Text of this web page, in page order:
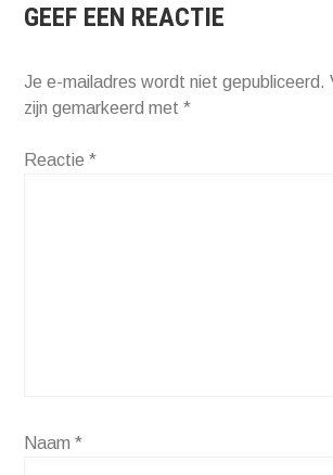
GEEF EEN REACTIE
Je e-mailadres wordt niet gepubliceerd.
zijn gemarkeerd met*
Reactie*
Naam*